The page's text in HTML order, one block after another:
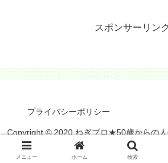
スポンサーリンク
プライバシーポリシー
Copyright © 2020 ねぎブロ★50歳からの
Rights Reserved.
メニュー ホーム 検索